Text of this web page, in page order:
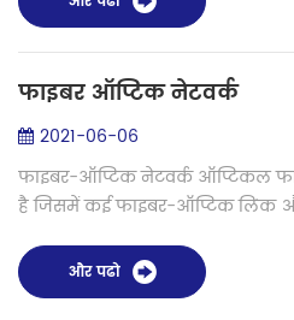
फाइबर ऑप्टिक नेटवर्क
2021-06-06
फाइबर-ऑप्टिक नेटवर्क ऑप्टिकल
है जिसमें कई फाइबर-ऑप्टिक लिंक
यह तकनीक फाइबर ऑ...
और पढो